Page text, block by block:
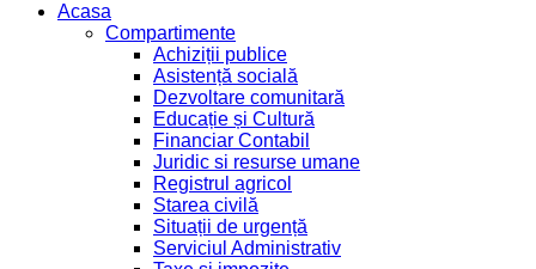
Acasa
Compartimente
Achiziții publice
Asistență socială
Dezvoltare comunitară
Educație și Cultură
Financiar Contabil
Juridic si resurse umane
Registrul agricol
Starea civilă
Situații de urgență
Serviciul Administrativ